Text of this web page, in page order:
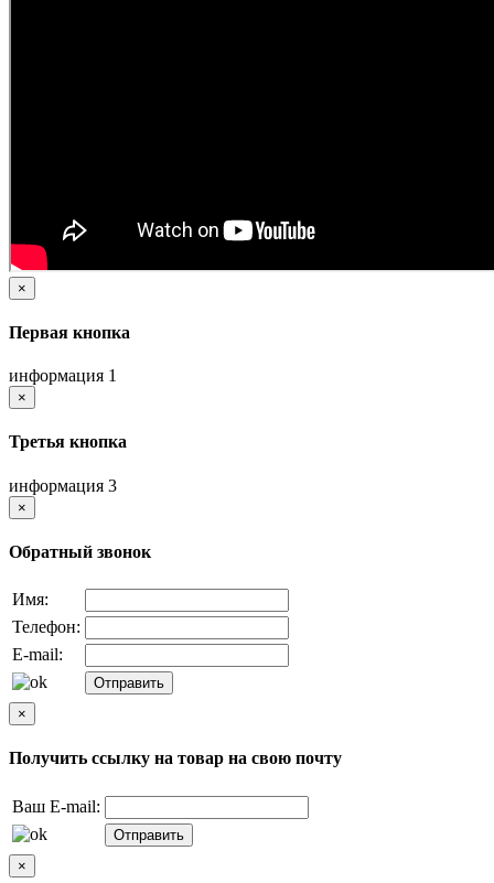
×
Первая кнопка
информация 1
×
Третья кнопка
информация 3
×
Обратный звонок
Имя:
Телефон:
E-mail:
×
Получить ссылку на товар на свою почту
Ваш E-mail:
×